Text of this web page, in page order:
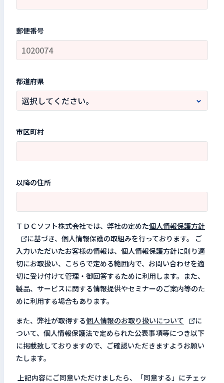
郵便番号
都道府県
市区町村
以降の住所
ＴＤＣソフト株式会社では、弊社の定めた個人情報保護方針
に基づき、個人情報保護の取組みを行っております。 ご
入力いただいたお客様の情報は、個人情報保護方針に則り適
切にお取扱い、こちらで定める範囲内で、お問い合わせを適
切に受け付けて管理・御回答するために利用します。また、
製品、サービスに関する情報提供やセミナーのご案内等のた
めに利用する場合もあります。
また、弊社が取得する個人情報のお取り扱いについて
に
ついて、個人情報保護法で定められた公表事項等につき以下
に掲載致しておりますので、ご確認いただきますようお願い
たします。
上記内容にご同意いただけましたら、「同意する」にチェッ